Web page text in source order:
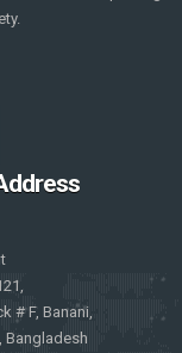
# F, Banani,
Bangladesh